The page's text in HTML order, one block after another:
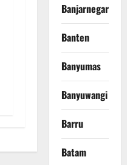
Banjarnegara
Banten
Banyumas
Banyuwangi
Barru
Batam